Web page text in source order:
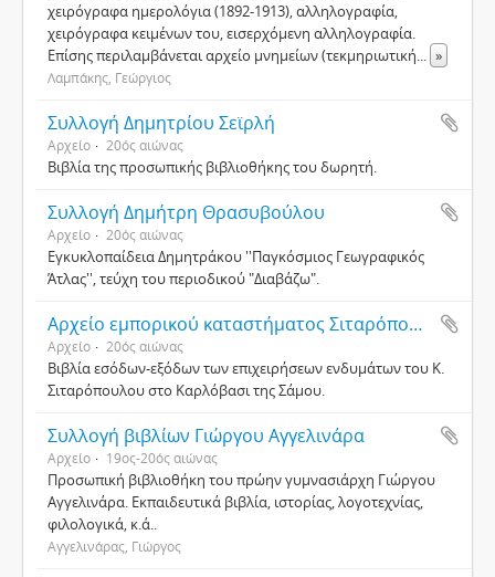
χειρόγραφα ημερολόγια (1892-1913), αλληλογραφία,
χειρόγραφα κειμένων του, εισερχόμενη αλληλογραφία.
Επίσης περιλαμβάνεται αρχείο μνημείων (τεκμηριωτική... »
Λαμπάκης, Γεώργιος
Συλλογή Δημητρίου Σεϊρλή
Αρχείο 20ός αιώνας
Βιβλία της προσωπικής βιβλιοθήκης του δωρητή.
Συλλογή Δημήτρη Θρασυβούλου
Αρχείο 20ός αιώνας
Εγκυκλοπαίδεια Δημητράκου ''Παγκόσμιος Γεωγραφικός
Άτλας'', τεύχη του περιοδικού "Διαβάζω".
Αρχείο εμπορικού καταστήματος Σιταρόπουλου
Αρχείο 20ός αιώνας
Βιβλία εσόδων-εξόδων των επιχειρήσεων ενδυμάτων του Κ.
Σιταρόπουλου στο Καρλόβασι της Σάμου.
Συλλογή βιβλίων Γιώργου Αγγελινάρα
Αρχείο 19ος-20ός αιώνας
Προσωπική βιβλιοθήκη του πρώην γυμνασιάρχη Γιώργου
Αγγελινάρα. Εκπαιδευτικά βιβλία, ιστορίας, λογοτεχνίας,
φιλολογικά, κ.ά..
Αγγελινάρας, Γιώργος